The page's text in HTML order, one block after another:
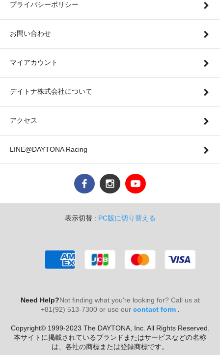
プライバシーポリシー
お問い合わせ
マイアカウント
デイトナ株式会社について
アクセス
LINE@DAYTONA Racing
表示切替 : PC版に切り替える
Need Help?Not finding what you're looking for? Call us at
+81(92) 513-7300 or use our contact form.
Copyright© 1999-2023 The DAYTONA, Inc. All Rights Reserved.
本サイトに掲載されているブランドまたはサービスなどの名称
は、各社の商標または登録商標です。